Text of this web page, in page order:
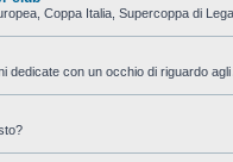
Coppa Italia, Supercoppa di Lega
dedicate con un occhio di riguardo